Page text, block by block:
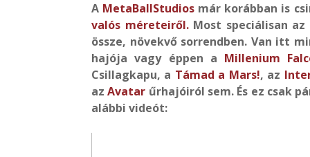
A MetaBallStudios már korábban is
valós méreteiről.Most speciálisan
össze, növekvő sorrendben. Van itt
hajója vagy éppen a Millenium
Csillagkapu, a Támad a Mars!, az
azAvatar űrhajóiról sem. És ez csak
alábbi videót: